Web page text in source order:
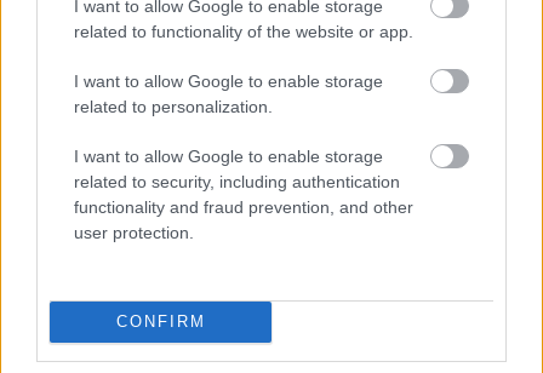
I want to allow Google to enable storage
related to functionality of the website or app.
I want to allow Google to enable storage
related to personalization.
I want to allow Google to enable storage
related to security, including authentication
functionality and fraud prevention, and other
user protection.
CONFIRM
Repasamos los defensores que
más puntos han conseguido en
estas primeras cuatro jornadas.
Mallorca
Jagoba Arrasate no tiene lesionados para este partido.
en los últimos encuentros de los bermellones.
Osasuna